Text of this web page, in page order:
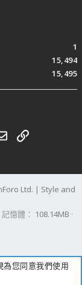
1
15,494
15,495
電子郵件
連結
Ltd. | Style and
記憶體 108.14MB
您同意我們使用